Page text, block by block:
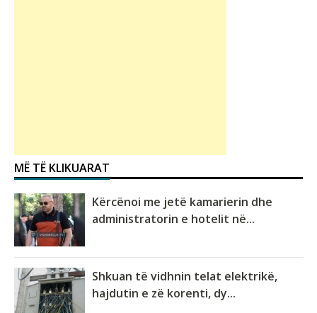
MË TË KLIKUARAT
Kërcënoi me jetë kamarierin dhe
administratorin e hotelit në...
Shkuan të vidhnin telat elektrikë,
hajdutin e zë korenti, dy...